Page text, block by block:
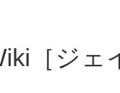
［ジェ